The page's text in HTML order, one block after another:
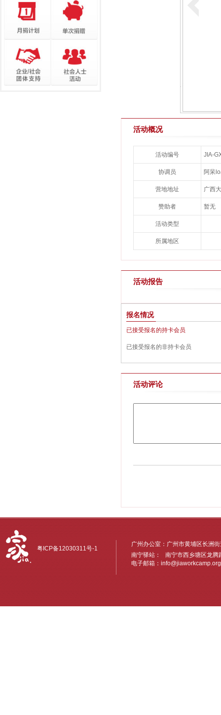
活动概况
活动编号 JIA-
协调员 阿呆
营地地址 广西
赞助者 暂无
活动类型
所属地区
活动报告
报名情况
已接受报名的持卡会员
已接受报名的非持卡会员
活动评论
粤ICP备12030311号-1
广州办公室：广州市黄埔区长洲
南宁驿站： 南宁市西乡塘区龙
电子邮箱： info@jiaworkcamp.org